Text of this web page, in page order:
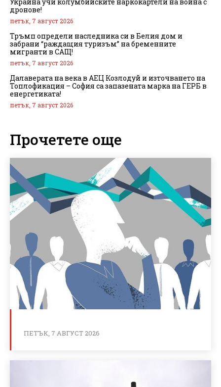
дронове!
петък, 7 август 2026
Тръмп определи наследника си в Белия дом и
забрани “раждащия туризъм” на бременните
мигранти в САЩ!
петък, 7 август 2026
Далаверата на века в АЕЦ Козлодуй и източването на
Топлофикация – София са запазената марка на ГЕРБ в
енергетиката!
петък, 7 август 2026
Прочетете още
ПЕТЪК, 7 АВГУСТ 2026